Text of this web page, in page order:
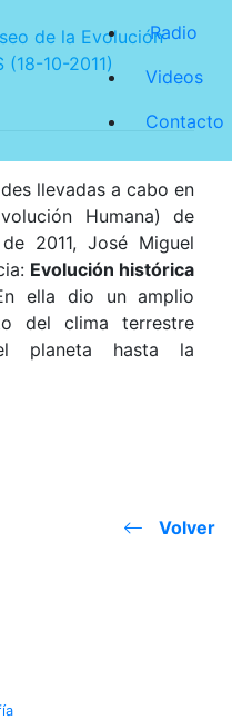
Radio
Videos
Contacto
llevadas a cabo en
Humana) de
2011, José Miguel
Evolución histórica
ella dio un amplio
del clima terrestre
planeta hasta la
Volver